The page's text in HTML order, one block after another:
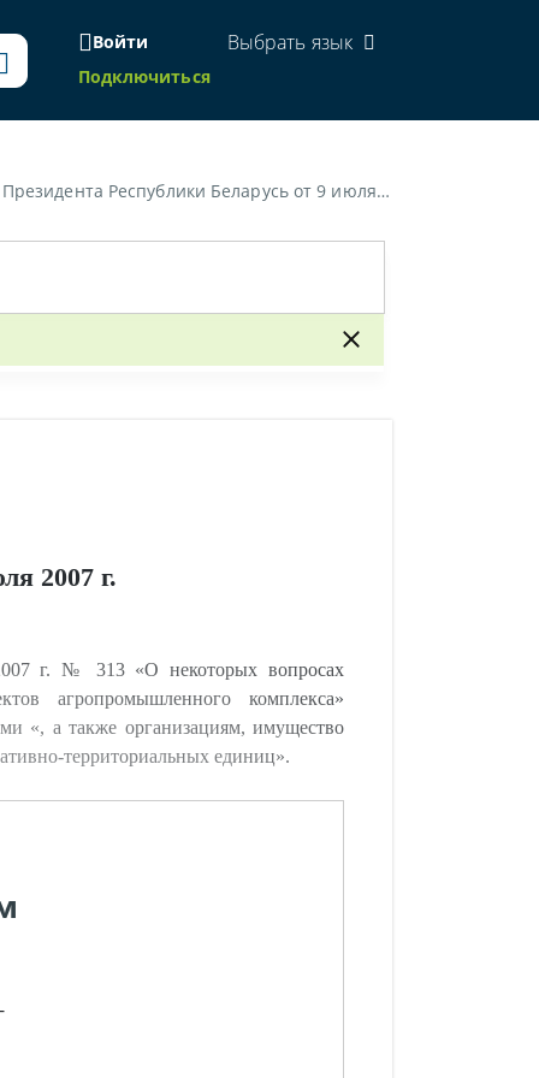
Войти
Подключиться
Выбрать язык
Республики Беларусь от 9 июля 2007 г. № 313»
2007 г.
г. № 313 «О некоторых вопросах
агропромышленного комплекса»
«, а также организациям, имущество
территориальных единиц».